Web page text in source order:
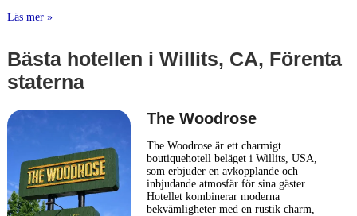
Läs mer »
Bästa hotellen i Willits, CA, Förenta
staterna
The Woodrose
The Woodrose är ett charmigt
boutiquehotell beläget i Willits, USA,
som erbjuder en avkopplande och
inbjudande atmosfär för sina gäster.
Hotellet kombinerar moderna
bekvämligheter med en rustik charm,